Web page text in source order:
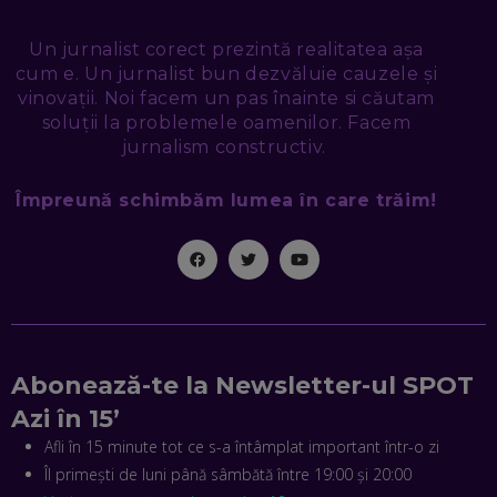
EXACT CE ÎȚI DOREȘTI
EP. 48
EDUARD DUMITRAȘCU, ASOCIAȚIA ROMÂNĂ PENTRU
SMART CITY: CUM SE NAȘTE UN ORAȘ INTELIGENT. CE „NU
PUȘCĂ” LA NOI. ÎN CE DEȘERT SE CONSTRUIEȘTE CEL MAI
EP. 47
NICOLAE ȚIBRIGAN, DIGITAL FORENSIC TEAM: CUM ÎȚI DAI
SEAMA CĂ CINEVA ÎNCEARCĂ SĂ TE MANIPULEZE, ONLINE.
CE-AM ÎNVĂȚAT DIN EPISODUL GEORGESCU
LA JOB! CUM DEMONSTREZI ABILITĂȚI ȘI CÂȘTIGI PREMII
EP. 45
ANTONIO ENACHE, SENSE4FIT: CUM TE AJUTĂ
TEHNOLOGIA SĂ FACI SPORT, SĂ FII MAI COMPETITIV ȘI SĂ
Un jurnalist corect prezintă realitatea așa
cum e. Un jurnalist bun dezvăluie cauzele și
vinovații. Noi facem un pas înainte si căutam
soluții la problemele oamenilor. Facem
jurnalism constructiv.
Împreună schimbăm lumea în care trăim!
Abonează-te la Newsletter-ul SPOT
Azi în 15’
Afli în 15 minute tot ce s-a întâmplat important într-o zi
Îl primești de luni până sâmbătă între 19:00 și 20:00